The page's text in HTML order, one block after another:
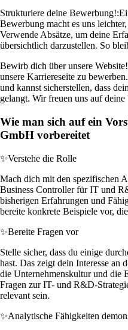
Strukturiere deine Bewerbung!:
Bewerbung macht es uns
Verwende Absätze, um deine
übersichtlich darzustellen. So
Bewirb dich über unsere
unsere Karriereseite zu
und kannst sicherstellen, dass
gelangt. Wir freuen uns auf
Wie man sich auf ein
GmbH vorbereitet
✨Verstehe die Rolle
Mach dich mit den spezifischen
Business Controller für IT und
bisherigen Erfahrungen und
bereite konkrete Beispiele vor,
✨Bereite Fragen vor
Stelle sicher, dass du einige
hast. Das zeigt dein Interesse an
die Unternehmenskultur und die
Fragen zur IT- und R&D-
relevant sein.
✨Analytische Fähigkeiten